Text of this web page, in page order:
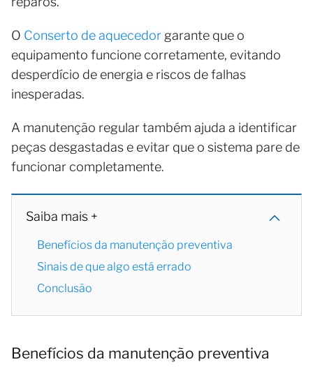
O Conserto de aquecedor garante que o
equipamento funcione corretamente, evitando
desperdício de energia e riscos de falhas
inesperadas.
A manutenção regular também ajuda a identificar
peças desgastadas e evitar que o sistema pare de
funcionar completamente.
Saiba mais +
Benefícios da manutenção preventiva
Sinais de que algo está errado
Conclusão
Benefícios da manutenção preventiva